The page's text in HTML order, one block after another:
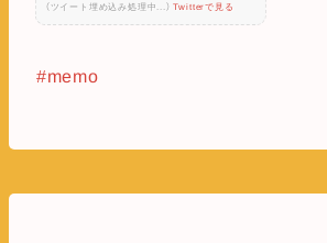
（ツイート埋め込み処理中...） Twitterで見る
#memo